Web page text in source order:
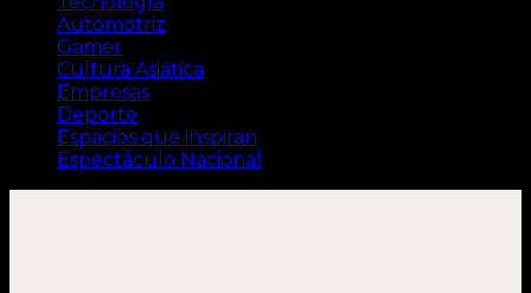
Automotriz
Gamer
Cultura Asiática
Empresas
Deporte
Espacios que inspiran
Espectáculo Nacional